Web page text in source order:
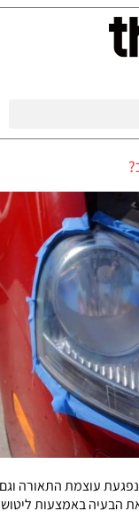
עוצמת התאורה וגם
הבעיה באמצעות ליטוש